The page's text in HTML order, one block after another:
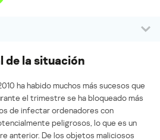
de la situación
ha habido muchos más sucesos que
el trimestre se ha bloqueado más
de infectar ordenadores con
peligrosos, lo que es un
anterior. De los objetos maliciosos